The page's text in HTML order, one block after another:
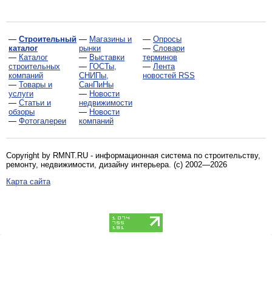
— Строительный
каталог
— Каталог
строительных
компаний
— Товары и
услуги
— Статьи и
обзоры
— Фотогалереи
— Магазины и
рынки
— Выставки
— ГОСТы,
СНИПы,
СанПиНы
— Новости
недвижимости
— Новости
компаний
— Опросы
— Словари
терминов
— Лента
новостей RSS
Copyright by RMNT.RU - информационная система по строительству,
ремонту, недвижимости, дизайну интерьера. (c) 2002—2026
Карта сайта